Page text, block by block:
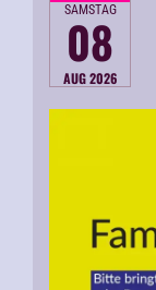
SAMSTAG
08
AUG 2026